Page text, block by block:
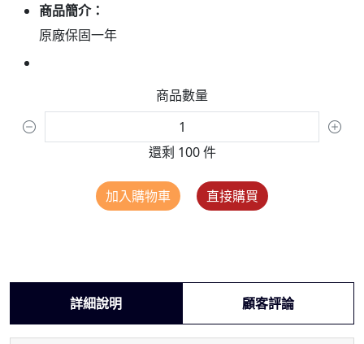
商品簡介：
原廠保固一年
商品數量
還剩 100 件
加入購物車 直接購買
詳細說明 顧客評論